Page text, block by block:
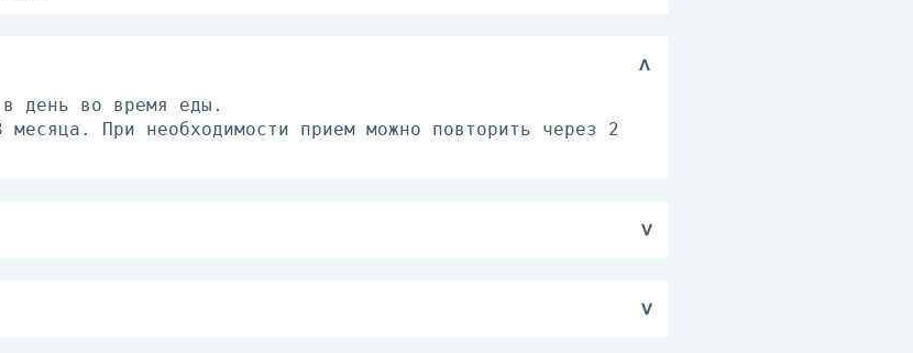
день во время еды.
месяца. При необходимости прием можно повторить через 2